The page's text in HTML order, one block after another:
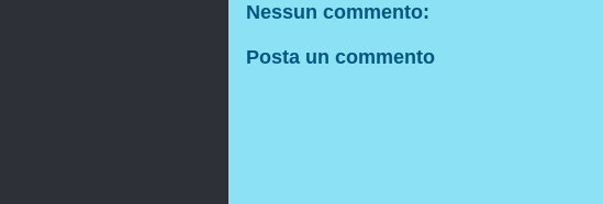
Nessun commento:
Posta un commento